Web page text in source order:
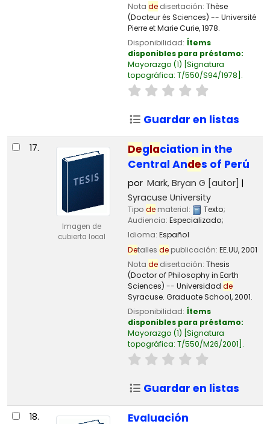
Nota dedisertación: Thèse
(Docteur és Sciences) -- Université
Pierre et Marie Curie, 1978.
Disponibilidad: Ítems
disponibles para préstamo:
Mayorazgo (1) Signatura
topográfica: T/550/S94/1978 .
Guardar en listas
17.
Imagen de
cubierta local
Deglaciation in the
Central Andes of Perú
por Mark, Bryan G [autor]
Syracuse University
Tipo dematerial: Texto;
Audiencia: Especializado;
Idioma: Español
Detalles depublicación: EE.UU,2001
Nota dedisertación: Thesis
(Doctor of Philosophy in Earth
Sciences) -- Universidad de
Syracuse. Graduate School, 2001.
Disponibilidad: Ítems
disponibles para préstamo:
Mayorazgo (1) Signatura
topográfica: T/550/M26/2001 .
Guardar en listas
18.
Evaluación